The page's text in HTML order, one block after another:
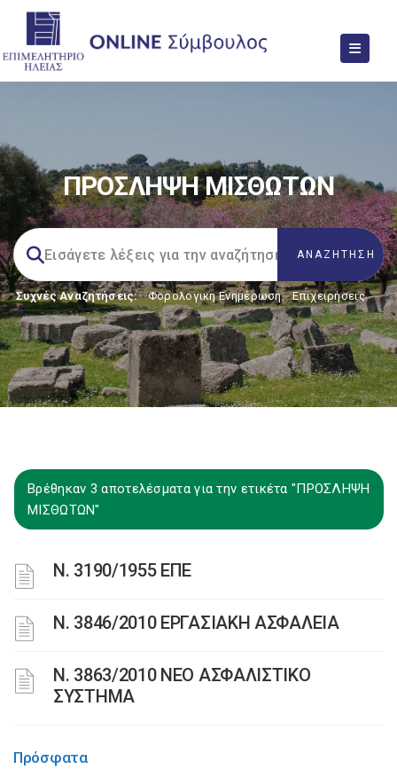
ΠΡΟΣΛΗΨΗ ΜΙΣΘΩΤΩΝ
Συχνές Αναζητήσεις: Φορολογικη Ενημέρωση, Επιχειρήσεις
Βρέθηκαν 3 αποτελέσματα για την ετικέτα "ΠΡΟΣΛΗΨΗ
ΜΙΣΘΩΤΩΝ"
Ν. 3190/1955 ΕΠΕ
Ν. 3846/2010 ΕΡΓΑΣΙΑΚΗ ΑΣΦΑΛΕΙΑ
N. 3863/2010 ΝΕΟ ΑΣΦΑΛΙΣΤΙΚΟ
ΣΥΣΤΗΜΑ
Πρόσφατα